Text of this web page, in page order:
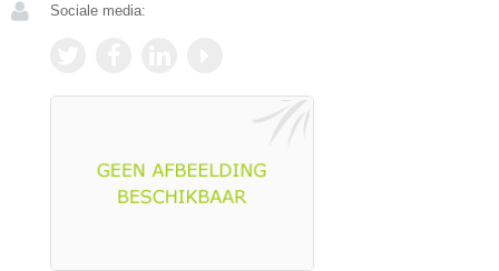
Sociale media: